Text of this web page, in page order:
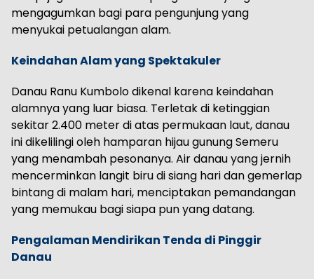
mengagumkan bagi para pengunjung yang
menyukai petualangan alam.
Keindahan Alam yang Spektakuler
Danau Ranu Kumbolo dikenal karena keindahan
alamnya yang luar biasa. Terletak di ketinggian
sekitar 2.400 meter di atas permukaan laut, danau
ini dikelilingi oleh hamparan hijau gunung Semeru
yang menambah pesonanya. Air danau yang jernih
mencerminkan langit biru di siang hari dan gemerlap
bintang di malam hari, menciptakan pemandangan
yang memukau bagi siapa pun yang datang.
Pengalaman Mendirikan Tenda di Pinggir
Danau